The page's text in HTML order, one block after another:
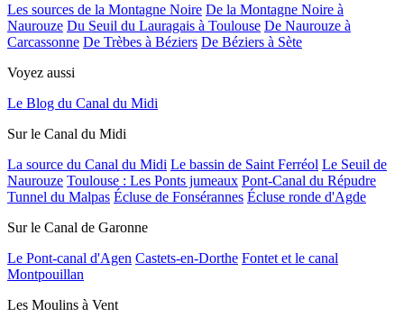
Les sources de la Montagne Noire De la Montagne Noire à
Naurouze Du Seuil du Lauragais à Toulouse De Naurouze à
Carcassonne De Trèbes à Béziers De Béziers à Sète
Voyez aussi
Le Blog du Canal du Midi
Sur le Canal du Midi
La source du Canal du Midi Le bassin de Saint Ferréol Le Seuil de
Naurouze Toulouse : Les Ponts jumeaux Pont-Canal du Répudre
Tunnel du Malpas Écluse de Fonsérannes Écluse ronde d'Agde
Sur le Canal de Garonne
Le Pont-canal d'Agen Castets-en-Dorthe Fontet et le canal
Montpouillan
Les Moulins à Vent